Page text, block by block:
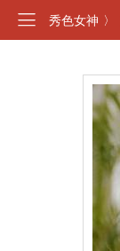
秀色女神 〉